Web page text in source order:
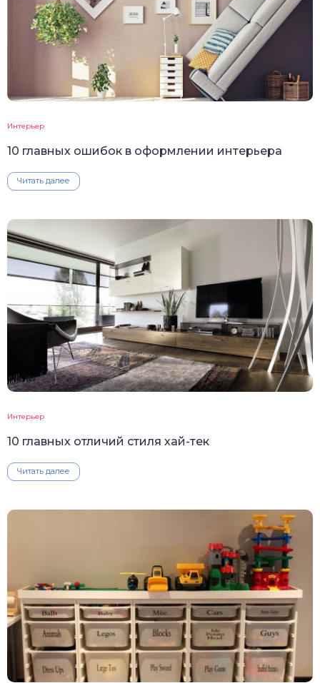
Интерьер
10 главных ошибок в оформлении интерьера
Читать далее
Интерьер
10 главных отличий стиля хай-тек
Читать далее